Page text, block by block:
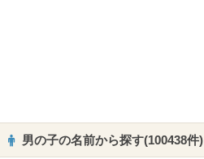
男の子の名前から探す(100438件)